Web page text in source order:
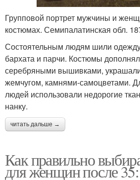
Групповой портрет мужчины и
костюмах. Семипалатинская обл.
Состоятельным людям шили
бархата и парчи. Костюмы
серебряными вышивками,
жемчугом, камнями-самоцветами.
людей использовали недорогие
нанку.
читать дальше →
Как правильно
для женщин после